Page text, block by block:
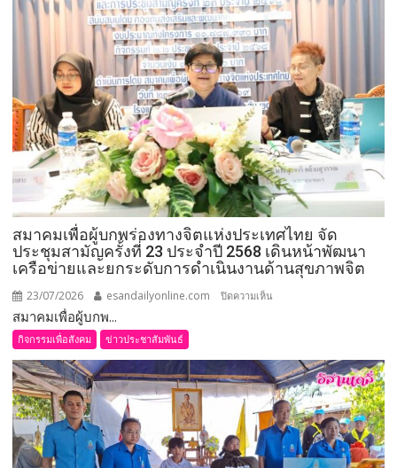
สมาคมเพื่อผู้บกพร่องทางจิตแห่งประเทศไทย จัด
ประชุมสามัญครั้งที่ 23 ประจำปี 2568 เดินหน้าพัฒนา
เครือข่ายและยกระดับการดำเนินงานด้านสุขภาพจิต
23/07/2026 esandailyonline.com ปิดความเห็น
บกพร่อง
ทาง
จิต
แห่ง
ประเทศไทย
สมาคมเพื่อผู้บกพ...
กิจกรรมเพื่อสังคม ข่าวประชาสัมพันธ์